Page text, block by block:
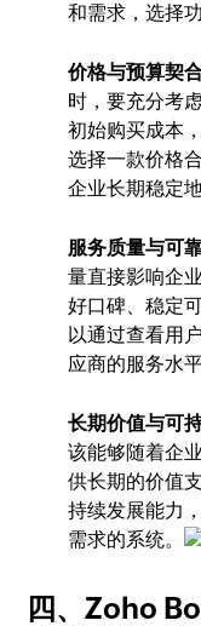
和需求，选择
价格与预算契
时，要充分考
初始购买成本
选择一款价格
企业长期稳定地
服务质量与可
量直接影响企
好口碑、稳定
以通过查看用
应商的服务水平
长期价值与可
该能够随着企
供长期的价值
持续发展能力
需求的系统。
四、Zoho